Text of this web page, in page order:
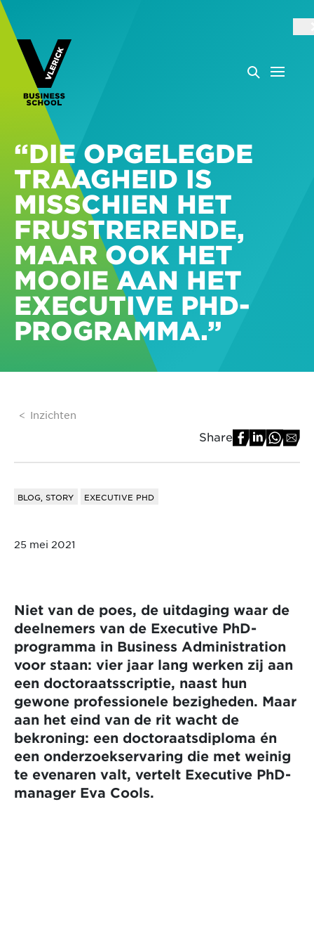
“DIE OPGELEGDE
TRAAGHEID IS
MISSCHIEN HET
FRUSTRERENDE,
MAAR OOK HET
MOOIE AAN HET
EXECUTIVE PHD-
PROGRAMMA.”
Inzichten
Share
BLOG, STORY EXECUTIVE PHD
25 mei 2021
Niet van de poes, de uitdaging waar de
deelnemers van de Executive PhD-
programma in Business Administration
voor staan: vier jaar lang werken zij aan
een doctoraatsscriptie, naast hun
gewone professionele bezigheden. Maar
aan het eind van de rit wacht de
bekroning: een doctoraatsdiploma én
een onderzoekservaring die met weinig
te evenaren valt, vertelt Executive PhD-
manager Eva Cools.